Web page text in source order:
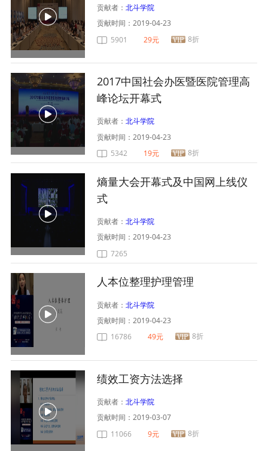
贡献者：北斗学院
贡献时间：2019-04-23
5901
29元 8折
2017中国社会办医暨医院管理高
峰论坛开幕式
贡献者：北斗学院
贡献时间：2019-04-23
5342
19元 8折
熵量大会开幕式及中国网上线仪
式
贡献者：北斗学院
贡献时间：2019-04-23
7265
人本位整理护理管理
贡献者：北斗学院
贡献时间：2019-04-23
16786
49元 8折
绩效工资方法选择
贡献者：北斗学院
贡献时间：2019-03-07
11066
9元 8折